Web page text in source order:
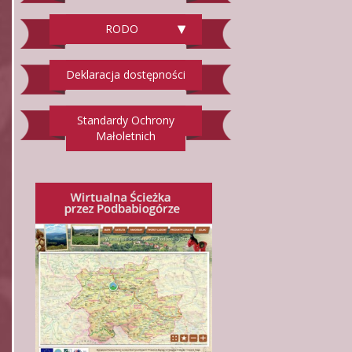
RODO
Deklaracja dostępności
Standardy Ochrony
Małoletnich